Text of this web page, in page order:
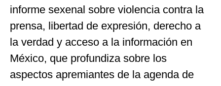
informe sexenal sobre violencia contra la
prensa, libertad de expresión, derecho a
la verdad y acceso a la información en
México, que profundiza sobre los
aspectos apremiantes de la agenda de